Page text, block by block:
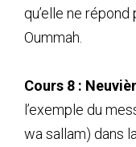
33 (33) Les méfaits
34 (34) Les méfaits
qu’elle ne
Oummah.
Cours 8 :
l’exemple du
wa sallam) dans